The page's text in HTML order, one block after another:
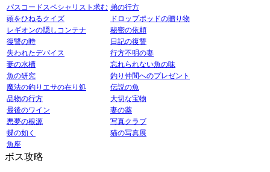
パスコードスペシャリスト求む 弟の行方
頭をひねるクイズ
ドロップポッドの贈り物
レギオンの隠しコンテナ
秘密の依頼
復讐の時
日記の復讐
失われたデバイス
行方不明の妻
妻の水槽
忘れられない魚の味
魚の研究
釣り仲間へのプレゼント
魔法の釣りエサの在り処
伝説の魚
品物の行方
大切な宝物
最後のワイン
妻の薬
悪夢の根源
写真クラブ
蝶の如く
猫の写真展
魚座
ボス攻略